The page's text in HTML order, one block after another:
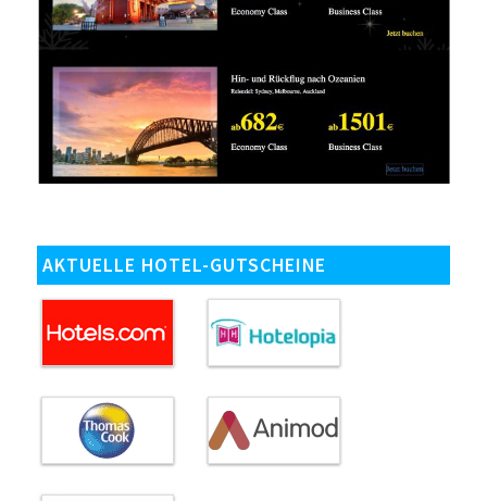
AKTUELLE HOTEL-GUTSCHEINE